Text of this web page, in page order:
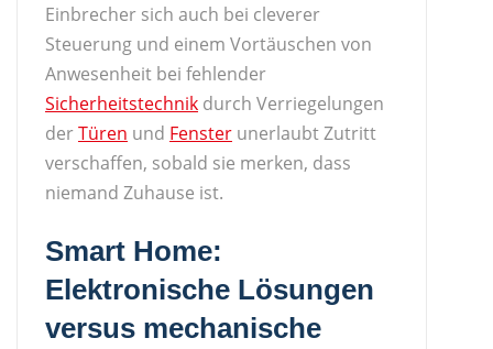
Einbrecher sich auch bei cleverer
Steuerung und einem Vortäuschen von
Anwesenheit bei fehlender
Sicherheitstechnik durch Verriegelungen
derTüren und Fenster unerlaubt Zutritt
verschaffen, sobald sie merken, dass
niemand Zuhause ist.
Smart Home:
Elektronische Lösungen
versus mechanische